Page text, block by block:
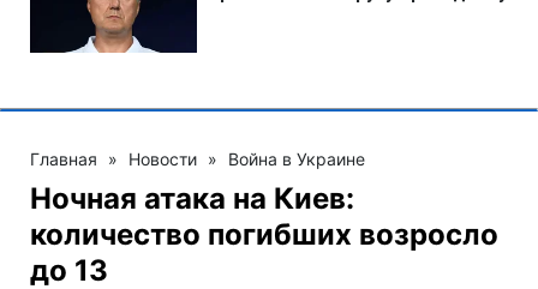
Главная » Новости » Война в Украине
Ночная атака на Киев:
количество погибших возросло
до 13